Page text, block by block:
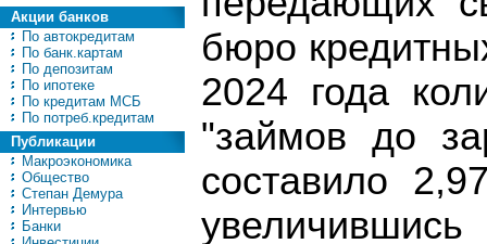
Акции банков
По автокредитам
По банк.картам
По депозитам
По ипотеке
По кредитам МСБ
По потреб.кредитам
Публикации
Макроэкономика
Общество
Степан Демура
Интервью
Банки
бюро
2024 года
"займов до
составило